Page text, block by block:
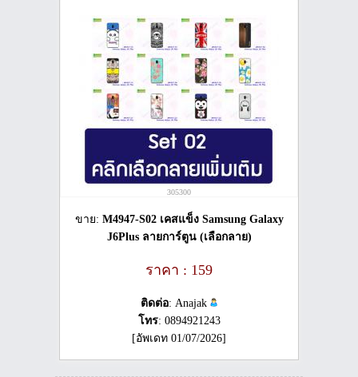
305300
ขาย: M4947-S02 เคสแข็ง Samsung Galaxy
J6Plus ลายการ์ตูน (เลือกลาย)
ราคา : 159
ติดต่อ: Anajak
โทร: 0894921243
[อัพเดท 01/07/2026]